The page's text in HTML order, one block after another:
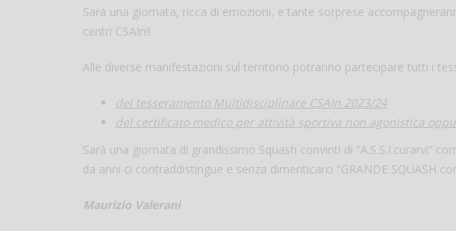
Sarà una giornata, ricca di emozioni, e tante sorprese
centri CSAIn!!
Alle diverse manifestazioni sul territorio potranno partecipare tutti i
del tesseramento Multidisciplinare CSAIn 2023/24
del certificato medico per attività sportiva non agonistica
Sarà una giornata di grandissimo Squash convinti di “A.S.S.I.curarvi”
da anni ci contraddistingue e senza dimenticarci “GRANDE SQUASH
Maurizio Valerani